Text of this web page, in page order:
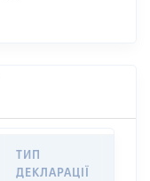
ТИП
ДЕКЛАРАЦІЇ